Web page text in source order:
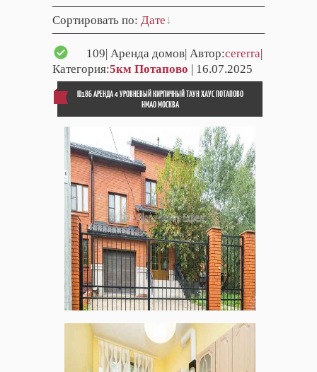
Сортировать по: Дате
109| Аренда домов| Автор:cererra|
Категория:5км Потапово | 16.07.2025
ID186 АРЕНДА 4 УРОВНЕВЫЙ КИРПИЧНЫЙ ТАУН ХАУС ПОТАПОВО
НМАО МОСКВА